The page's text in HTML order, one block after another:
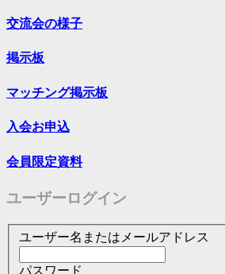
交流会の様子
掲示板
マッチング掲示板
入会お申込
会員限定資料
ユーザーログイン
ユーザー名またはメールアドレス
パスワード